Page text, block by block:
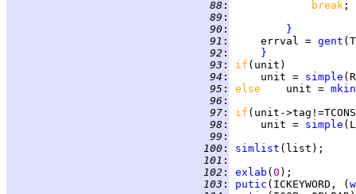
  88
: break
  89
:
  90
:
}
  91
:
     errval =
gent
  92
:
}
  93
: if
  94
:
     unit =
simple
  95
: else unit =
  96
:
  97
: if (unit-
  98
:
     unit =
simple
  99
:
100 : simlist
101 :
102 : exlab ( 0
103 : putic (ICKEYWORD, (